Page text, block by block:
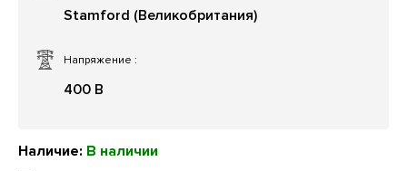
Напряжение :
400 В
Stamford (Великобритания)
Наличие: В наличии